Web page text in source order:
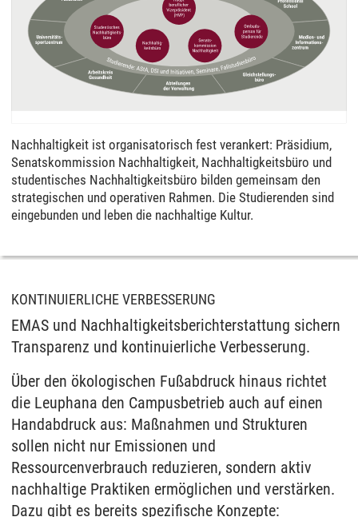
Nachhaltigkeit ist organisatorisch fest verankert: Präsidium,
Senatskommission Nachhaltigkeit, Nachhaltigkeitsbüro und
studentisches Nachhaltigkeitsbüro bilden gemeinsam den
strategischen und operativen Rahmen. Die Studierenden sind
eingebunden und leben die nachhaltige Kultur.
KONTINUIERLICHE VERBESSERUNG
EMAS und Nachhaltigkeitsberichterstattung sichern
Transparenz und kontinuierliche Verbesserung.
Über den ökologischen Fußabdruck hinaus richtet
die Leuphana den Campusbetrieb auch auf einen
Handabdruck aus: Maßnahmen und Strukturen
sollen nicht nur Emissionen und
Ressourcenverbrauch reduzieren, sondern aktiv
nachhaltige Praktiken ermöglichen und verstärken.
Dazu gibt es bereits spezifische Konzepte: